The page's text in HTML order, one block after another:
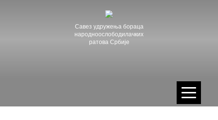
Савез удружења бораца
народноослободилачких
ратова Србије